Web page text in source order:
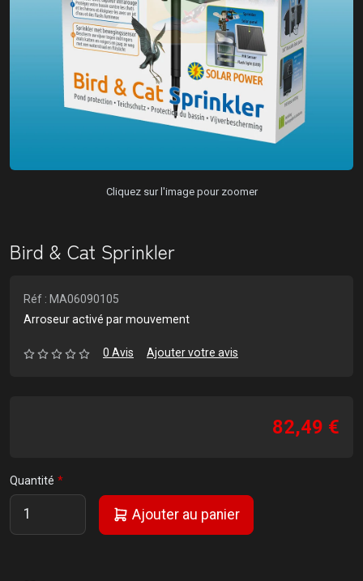
Cliquez sur l'image pour zoomer
Bird & Cat Sprinkler
Réf : MA06090105
Arroseur activé par mouvement
0 Avis Ajouter votre avis
82,49 €
Quantité
Ajouter au panier